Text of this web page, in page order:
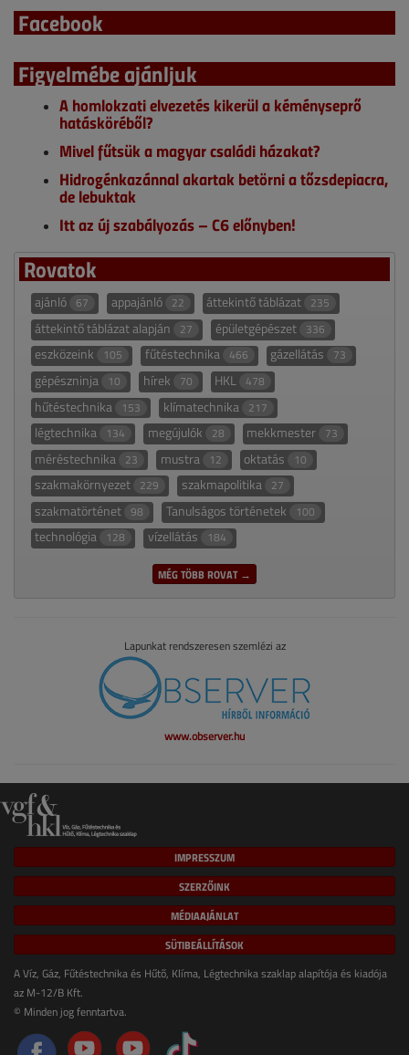
Facebook
Figyelmébe ajánljuk
A homlokzati elvezetés kikerül a kéményseprő
hatásköréből?
Mivel fűtsük a magyar családi házakat?
Hidrogénkazánnal akartak betörni a tőzsdepiacra,
de lebuktak
Itt az új szabályozás – C6 előnyben!
Rovatok
ajánló 67 appajánló 22 áttekintő táblázat 235
áttekintő táblázat alapján 27 épületgépészet 336
eszközeink 105 fűtéstechnika 466 gázellátás 73
gépészninja 10 hírek 70 HKL 478
hűtéstechnika 153 klímatechnika 217
légtechnika 134 megújulók 28 mekkmester 73
méréstechnika 23 mustra 12 oktatás 10
szakmakörnyezet 229 szakmapolitika 27
szakmatörténet 98 Tanulságos történetek 100
technológia 128 vízellátás 184
MÉG TÖBB ROVAT →
Lapunkat rendszeresen szemlézi az
www.observer.hu
IMPRESSZUM
SZERZŐINK
MÉDIAAJÁNLAT
SÜTIBEÁLLÍTÁSOK
A Víz, Gáz, Fűtéstechnika és Hűtő, Klíma, Légtechnika szaklap alapítója és kiadója
az M-12/B Kft.
© Minden jog fenntartva.